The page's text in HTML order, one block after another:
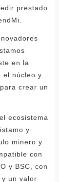
prestado
en la
el núcleo y
crear un
ecosistema
y
minero y
con
y BSC, con
y un valor